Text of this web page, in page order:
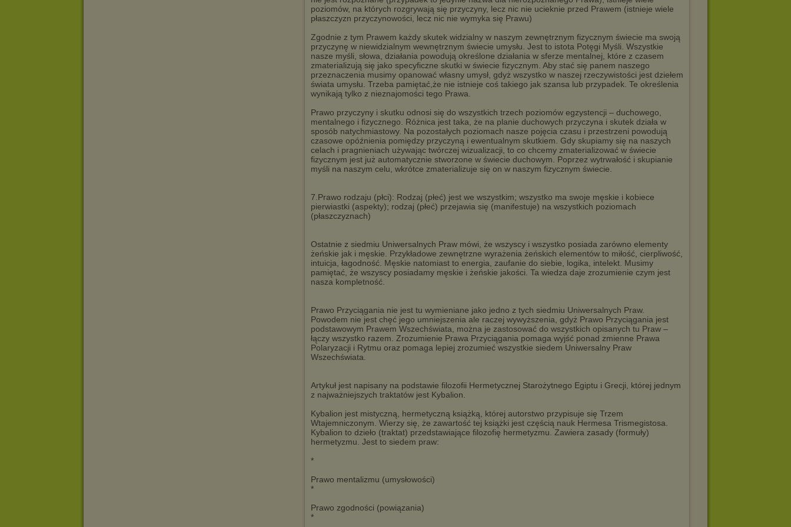
poziomów, na których rozgrywają się przyczyny, lecz nic nie ucieknie przed Prawem (istnieje wiele
płaszczyzn przyczynowości, lecz nic nie wymyka się Prawu)
Zgodnie z tym Prawem każdy skutek widzialny w naszym zewnętrznym fizycznym świecie ma swoją
przyczynę w niewidzialnym wewnętrznym świecie umysłu. Jest to istota Potęgi Myśli. Wszystkie
nasze myśli, słowa, działania powodują określone działania w sferze mentalnej, które z czasem
zmaterializują się jako specyficzne skutki w świecie fizycznym. Aby stać się panem naszego
przeznaczenia musimy opanować własny umysł, gdyż wszystko w naszej rzeczywistości jest dziełem
świata umysłu. Trzeba pamiętać,że nie istnieje coś takiego jak szansa lub przypadek. Te określenia
wynikają tylko z nieznajomości tego Prawa.
Prawo przyczyny i skutku odnosi się do wszystkich trzech poziomów egzystencji – duchowego,
mentalnego i fizycznego. Różnica jest taka, że na planie duchowych przyczyna i skutek działa w
sposób natychmiastowy. Na pozostałych poziomach nasze pojęcia czasu i przestrzeni powodują
czasowe opóźnienia pomiędzy przyczyną i ewentualnym skutkiem. Gdy skupiamy się na naszych
celach i pragnieniach używając twórczej wizualizacji, to co chcemy zmaterializować w świecie
fizycznym jest już automatycznie stworzone w świecie duchowym. Poprzez wytrwałość i skupianie
myśli na naszym celu, wkrótce zmaterializuje się on w naszym fizycznym świecie.
7.Prawo rodzaju (płci): Rodzaj (płeć) jest we wszystkim; wszystko ma swoje męskie i kobiece
pierwiastki (aspekty); rodzaj (płeć) przejawia się (manifestuje) na wszystkich poziomach
(płaszczyznach)
Ostatnie z siedmiu Uniwersalnych Praw mówi, że wszyscy i wszystko posiada zarówno elementy
żeńskie jak i męskie. Przykładowe zewnętrzne wyrażenia żeńskich elementów to miłość, cierpliwość,
intuicja, łagodność. Męskie natomiast to energia, zaufanie do siebie, logika, intelekt. Musimy
pamiętać, że wszyscy posiadamy męskie i żeńskie jakości. Ta wiedza daje zrozumienie czym jest
nasza kompletność.
Prawo Przyciągania nie jest tu wymieniane jako jedno z tych siedmiu Uniwersalnych Praw.
Powodem nie jest chęć jego umniejszenia ale raczej wywyższenia, gdyż Prawo Przyciągania jest
podstawowym Prawem Wszechświata, można je zastosować do wszystkich opisanych tu Praw –
łączy wszystko razem. Zrozumienie Prawa Przyciągania pomaga wyjść ponad zmienne Prawa
Polaryzacji i Rytmu oraz pomaga lepiej zrozumieć wszystkie siedem Uniwersalny Praw
Wszechświata.
Artykuł jest napisany na podstawie filozofii Hermetycznej Starożytnego Egiptu i Grecji, której jednym
z najważniejszych traktatów jest Kybalion.
Kybalion jest mistyczną, hermetyczną książką, której autorstwo przypisuje się Trzem
Wtajemniczonym. Wierzy się, że zawartość tej książki jest częścią nauk Hermesa Trismegistosa.
Kybalion to dzieło (traktat) przedstawiające filozofię hermetyzmu. Zawiera zasady (formuły)
hermetyzmu. Jest to siedem praw:
*
Prawo mentalizmu (umysłowości)
*
Prawo zgodności (powiązania)
*